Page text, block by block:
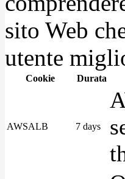
sito Web
utente
Cookie Durata
AWSALB 7 days